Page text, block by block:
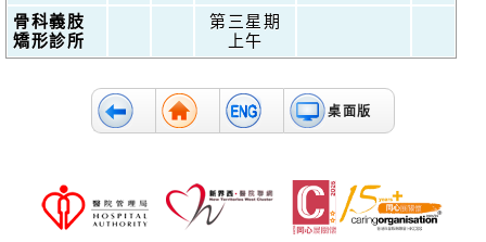
骨科義肢
矯形診所
第三星期
上午
桌面版